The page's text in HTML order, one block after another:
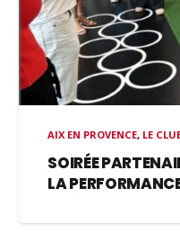
AIX EN PROVENCE, LE
SOIRÉE
LA